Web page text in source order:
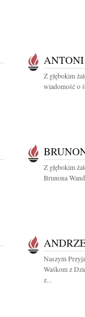
Z głębokim
wiadomość o
Z głębokim
Brunona
Naszym
Waśkom z
z...